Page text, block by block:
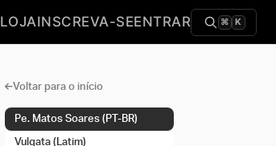
LOJAINSCREVA-SEENTRAR ⌘ K
Voltar para o início
Pe. Matos Soares (PT-BR)
Vulgata (Latim)